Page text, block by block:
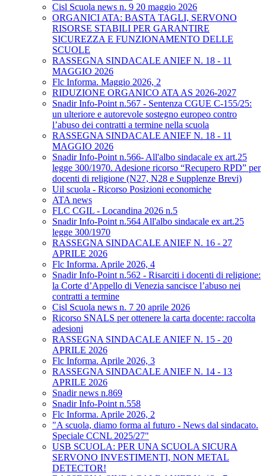
Cisl Scuola news n. 9 20 maggio 2026
ORGANICI ATA: BASTA TAGLI, SERVONO
RISORSE STABILI PER GARANTIRE
SICUREZZA E FUNZIONAMENTO DELLE
SCUOLE
RASSEGNA SINDACALE ANIEF N. 18 - 11
MAGGIO 2026
Flc Informa. Maggio 2026, 2
RIDUZIONE ORGANICO ATA AS 2026-2027
Snadir Info-Point n.567 - Sentenza CGUE C‑155/25:
un ulteriore e autorevole sostegno europeo contro
l’abuso dei contratti a termine nella scuola
RASSEGNA SINDACALE ANIEF N. 18 - 11
MAGGIO 2026
Snadir Info-Point n.566- All'albo sindacale ex art.25
legge 300/1970. Adesione ricorso “Recupero RPD” per
docenti di religione (N27, N28 e Supplenze Brevi)
Uil scuola - Ricorso Posizioni economiche
ATA news
FLC CGIL - Locandina 2026 n.5
Snadir Info-Point n.564 All'albo sindacale ex art.25
legge 300/1970
RASSEGNA SINDACALE ANIEF N. 16 - 27
APRILE 2026
Flc Informa. Aprile 2026, 4
Snadir Info-Point n.562 - Risarciti i docenti di religione:
la Corte d’Appello di Venezia sancisce l’abuso nei
contratti a termine
Cisl Scuola news n. 7 20 aprile 2026
Ricorso SNALS per ottenere la carta docente: raccolta
adesioni
RASSEGNA SINDACALE ANIEF N. 15 - 20
APRILE 2026
Flc Informa. Aprile 2026, 3
RASSEGNA SINDACALE ANIEF N. 14 - 13
APRILE 2026
Snadir news n.869
Snadir Info-Point n.558
Flc Informa. Aprile 2026, 2
"A scuola, diamo forma al futuro - News dal sindacato.
Speciale CCNL 2025/27"
USB SCUOLA: PER UNA SCUOLA SICURA
SERVONO INVESTIMENTI, NON METAL
DETECTOR!